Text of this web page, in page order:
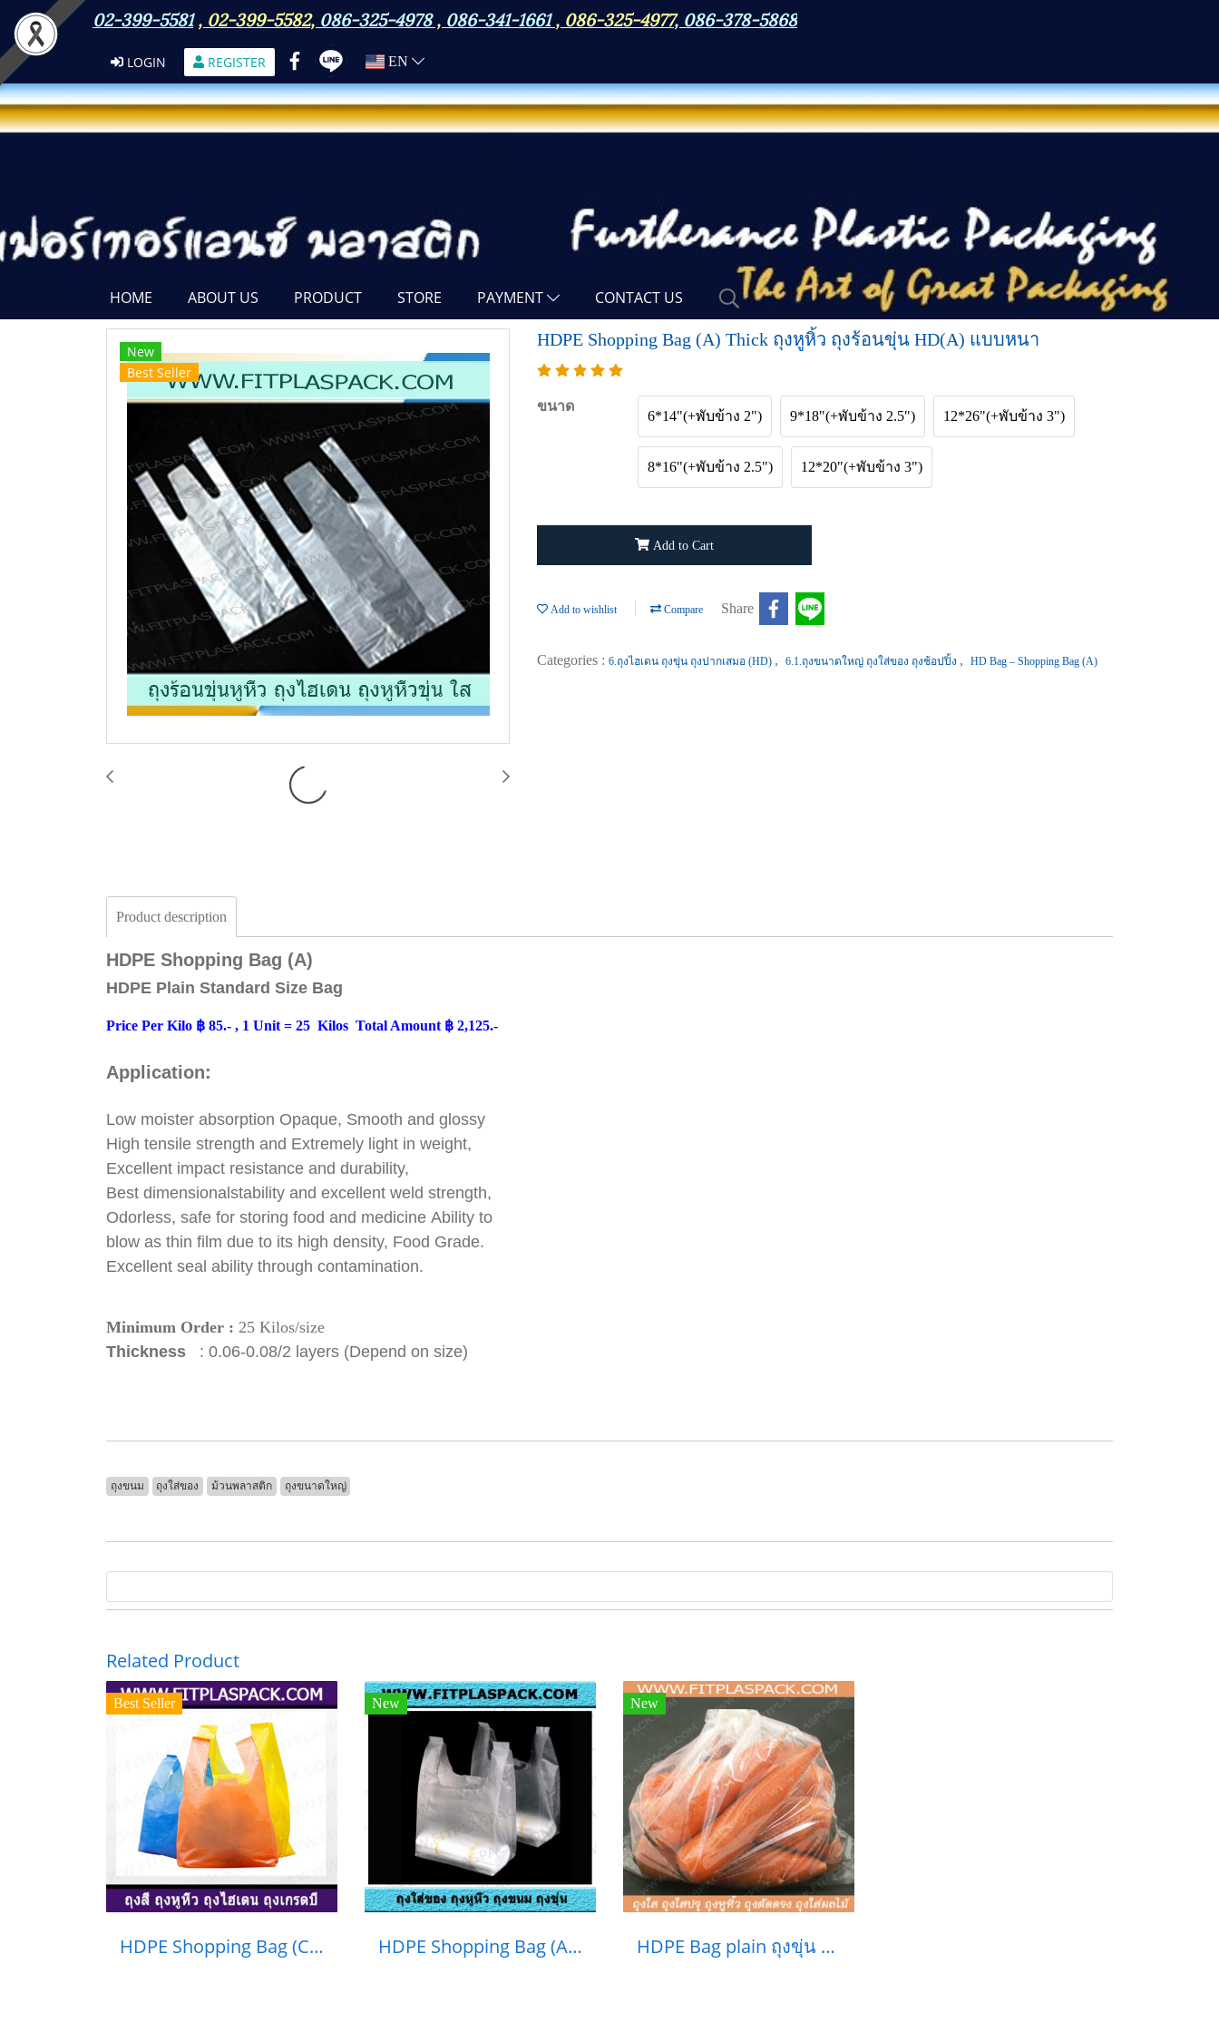
02-399-5581 , 02-399-5582, 086-325-4978, 086-341-1661 , 086-325-4977, 086-378-5868
LOGIN REGISTER EN
HOME ABOUT US PRODUCT STORE PAYMENT CONTACT US
New
Best Seller
HDPE Shopping Bag (A) Thick ถุงหูหิ้ว ถุงร้อนขุ่น HD(A) แบบหนา
ขนาด
6*14"(+พับข้าง 2") 9*18"(+พับข้าง 2.5") 12*26"(+พับข้าง 3")
8*16"(+พับข้าง 2.5") 12*20"(+พับข้าง 3")
Add to Cart
Add to wishlist Compare Share
Categories : 6.ถุงไฮเดน ถุงขุ่น ถุงปากเสมอ (HD) , 6.1.ถุงขนาดใหญ่ ถุงใส่ของ ถุงช้อปปิ้ง , HD Bag – Shopping Bag (A)
Product description
HDPE Shopping Bag (A)
HDPE Plain Standard Size Bag
Price Per Kilo ฿ 85.- , 1 Unit = 25 Kilos Total Amount ฿ 2,125.-
Application:
Low moister absorption Opaque, Smooth and glossy
High tensile strength and Extremely light in weight,
Excellent impact resistance and durability,
Best dimensionalstability and excellent weld strength,
Odorless, safe for storing food and medicine Ability to
blow as thin film due to its high density, Food Grade.
Excellent seal ability through contamination.
Minimum Order : 25 Kilos/size
Thickness : 0.06-0.08/2 layers (Depend on size)
ถุงขนม ถุงใส่ของ ม้วนพลาสติก ถุงขนาดใหญ่
Related Product
Best Seller
HDPE Shopping Bag (C) ถุงหูหิ้วสี (เกรดรอง) HD
New
HDPE Shopping Bag (A) Thin ถุงหูหิ้วใส ถุงร้อนขุ่น HD (A) แบบบาง
New
HDPE Bag plain ถุงขุ่น ถุงตัดตรง (HD)